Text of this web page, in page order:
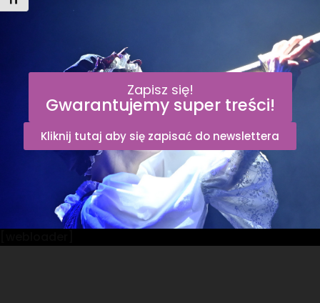
Zapisz się!
Gwarantujemy super treści!
Kliknij tutaj aby się zapisać do newslettera